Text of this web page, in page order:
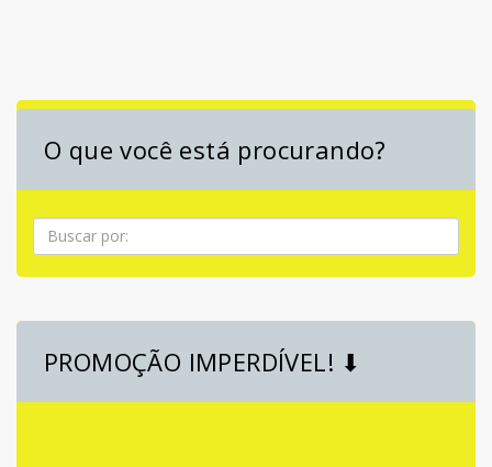
O que você está procurando?
Pesquisa
PROMOÇÃO IMPERDÍVEL! ⬇